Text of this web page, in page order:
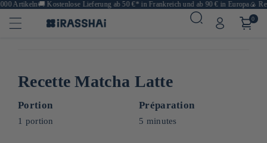
Artikeln🚚Kostenlose Lieferung ab 50 €* in Frankreich und ab 90 € in Europa🍙
0
Recette Matcha Latte
Portion
1 portion
Préparation
5 minutes